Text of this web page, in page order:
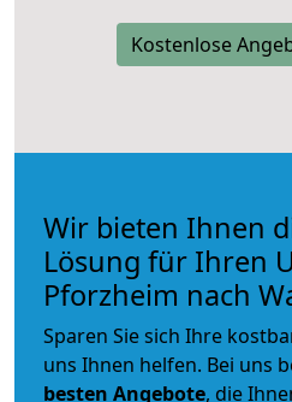
Kostenlose
Wir bieten Ihnen
Lösung für Ihren
Pforzheim nach
Sparen Sie sich Ihre
uns Ihnen helfen. Bei uns
besten Angebote, die